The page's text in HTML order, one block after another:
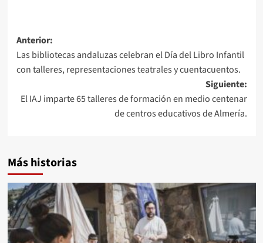
Navegación
de
entradas
Anterior:
Las bibliotecas andaluzas celebran el Día del Libro Infantil
con talleres, representaciones teatrales y cuentacuentos.
Siguiente:
El IAJ imparte 65 talleres de formación en medio centenar
de centros educativos de Almería.
Más historias